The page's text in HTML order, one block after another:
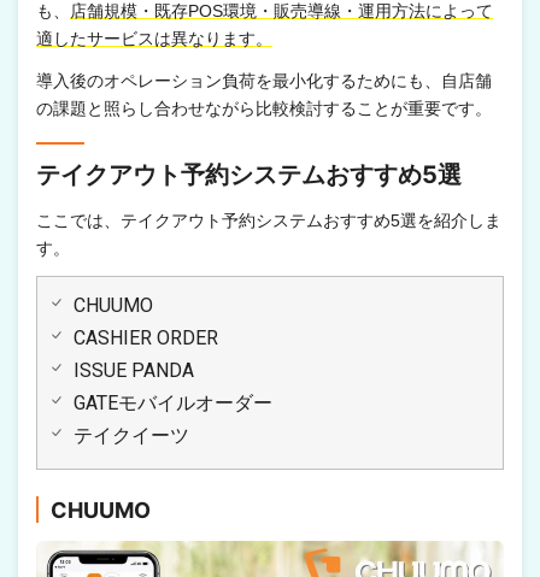
も、 店舗規模・既存POS環境・販売導線・運用方法によって
適したサービスは異なります。
導入後のオペレーション負荷を最小化するためにも、自店舗
の課題と照らし合わせながら比較検討することが重要です。
テイクアウト予約システムおすすめ5選
ここでは、テイクアウト予約システムおすすめ5選を紹介しま
す。
CHUUMO
CASHIER ORDER
ISSUE PANDA
GATEモバイルオーダー
テイクイーツ
CHUUMO